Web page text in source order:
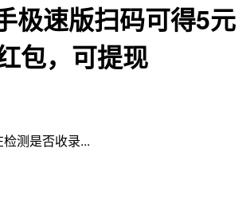
极速版扫码可得5元
包，可提现
检测是否收录...